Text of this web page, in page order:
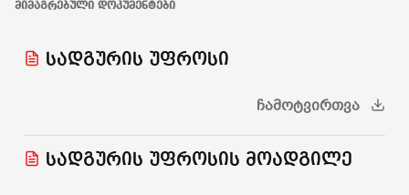
ᲛᲘᲛᲐᲒᲠᲔᲑᲣᲚᲘ ᲓᲝᲙᲣᲛᲔᲜᲢᲔᲑᲘ
სადგურის უფროსი
ᲩᲐᲛᲝᲢᲕᲘᲠᲗᲕᲐ
სადგურის უფროსის მოადგილე